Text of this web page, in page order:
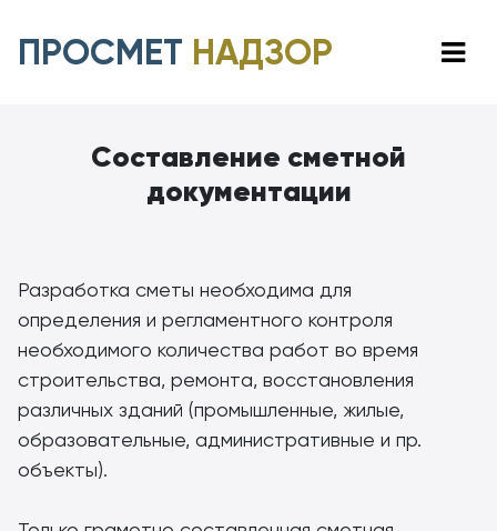
ПРОСМЕТ НАДЗОР
Составление сметной
документации
Разработка сметы необходима для
определения и регламентного контроля
необходимого количества работ во время
строительства, ремонта, восстановления
различных зданий (промышленные, жилые,
образовательные, административные и пр.
объекты).